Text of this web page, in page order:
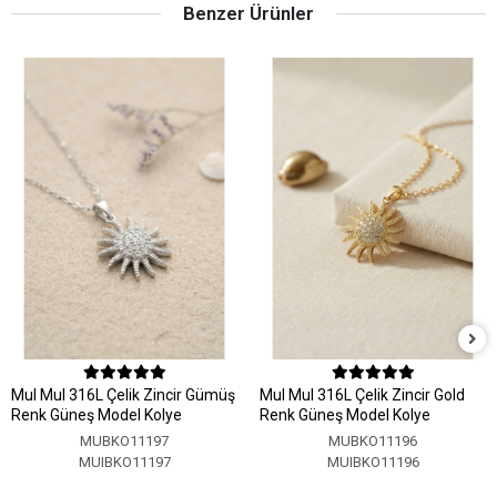
Benzer Ürünler
MuI MuI 316L Çelik Zincir Gümüş
Renk Güneş Model Kolye
MUBKO11197
MUIBKO11197
MuI MuI 316L Çelik Zincir Gold
Renk Güneş Model Kolye
MUBKO11196
MUIBKO11196